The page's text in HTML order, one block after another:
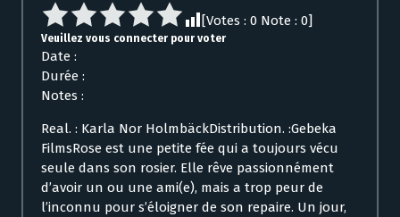
[Votes : 0 Note : 0]
Veuillez vous connecter pour voter
Date :
Durée :
Notes :
Real. : Karla Nor HolmbäckDistribution. :Gebeka
FilmsRose est une petite fée qui a toujours vécu
seule dans son rosier. Elle rêve passionnément
d’avoir un ou une ami(e), mais a trop peur de
l’inconnu pour s’éloigner de son repaire. Un jour,